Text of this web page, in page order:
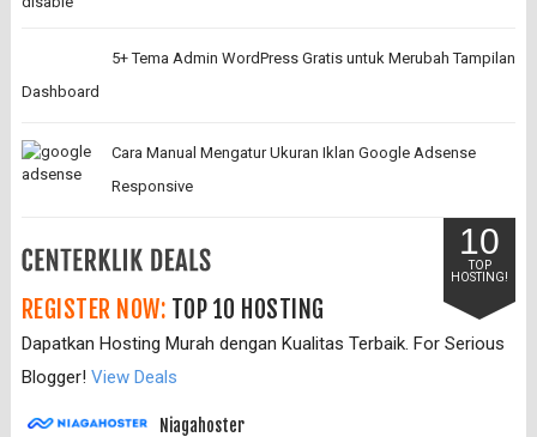
5+ Tema Admin WordPress Gratis untuk Merubah Tampilan
Dashboard
Cara Manual Mengatur Ukuran Iklan Google Adsense
Responsive
10
TOP
HOSTING!
REGISTER NOW: TOP 10 HOSTING
Dapatkan Hosting Murah dengan Kualitas Terbaik. For Serious
Blogger! View Deals
Niagahoster